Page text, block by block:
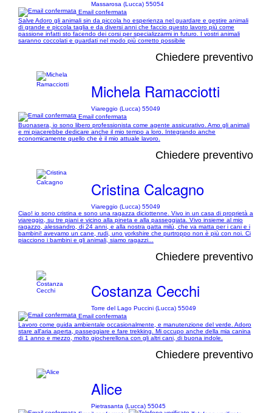
Massarosa (Lucca) 55054
Email confermata
Salve Adoro gli animali sin da piccola ho esperienza nel guardare e gestire animali
di grande e piccola taglia e da diversi anni che faccio questo lavoro più come
passione infatti sto facendo dei corsi per specializzarmi in futuro. I vostri animali
saranno coccolati e guardati nel modo più corretto possibile
Chiedere preventivo
Michela Ramacciotti
Viareggio (Lucca) 55049
Email confermata
Buonasera, io sono libero professionista come agente assicurativo. Amo gli animali
e mi piacerebbe dedicare anche il mio tempo a loro. Integrando anche
economicamente quello che è il mio attuale lavoro.
Chiedere preventivo
Cristina Calcagno
Viareggio (Lucca) 55049
Ciao! io sono cristina e sono una ragazza diciottenne. Vivo in un casa di proprietà a
viareggio, su tre piani e vicino alla pineta e alla passeggiata. Vivo insieme al mio
ragazzo, alessandro, di 24 anni, e alla nostra gatta milù, che va matta per i cani e i
bambini! avevamo un cane, rudi, uno yorkshire che purtroppo non è più con noi. Ci
piacciono i bambini e gli animali, siamo ragazzi...
Chiedere preventivo
Costanza Cecchi
Torre del Lago Puccini (Lucca) 55049
Email confermata
Lavoro come guida ambientale occasionalmente, e manutenzione del verde. Adoro
stare all'aria aperta, passeggiare e fare trekking. Mi occupo anche della mia canina
di 1 anno e mezzo, molto giocherellona con gli altri cani, di buona indole.
Chiedere preventivo
Alice
Pietrasanta (Lucca) 55045